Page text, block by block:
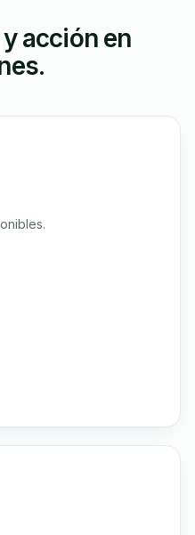
acción en